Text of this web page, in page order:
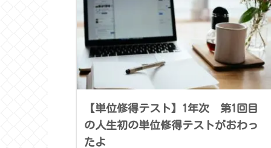
【単位修得テスト】1年次 第1回目
の人生初の単位修得テストがおわっ
たよ